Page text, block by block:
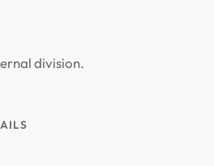
division.